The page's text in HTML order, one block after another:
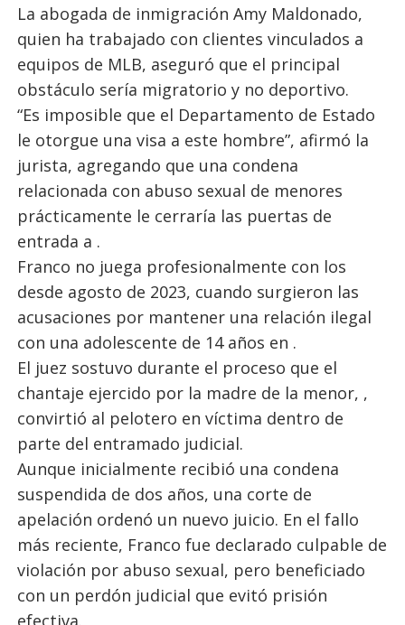
La abogada de inmigración Amy Maldonado,
quien ha trabajado con clientes vinculados a
equipos de MLB, aseguró que el principal
obstáculo sería migratorio y no deportivo.
“Es imposible que el Departamento de Estado
le otorgue una visa a este hombre”, afirmó la
jurista, agregando que una condena
relacionada con abuso sexual de menores
prácticamente le cerraría las puertas de
entrada a .
Franco no juega profesionalmente con los
desde agosto de 2023, cuando surgieron las
acusaciones por mantener una relación ilegal
con una adolescente de 14 años en .
El juez sostuvo durante el proceso que el
chantaje ejercido por la madre de la menor, ,
convirtió al pelotero en víctima dentro de
parte del entramado judicial.
Aunque inicialmente recibió una condena
suspendida de dos años, una corte de
apelación ordenó un nuevo juicio. En el fallo
más reciente, Franco fue declarado culpable de
violación por abuso sexual, pero beneficiado
con un perdón judicial que evitó prisión
efectiva.